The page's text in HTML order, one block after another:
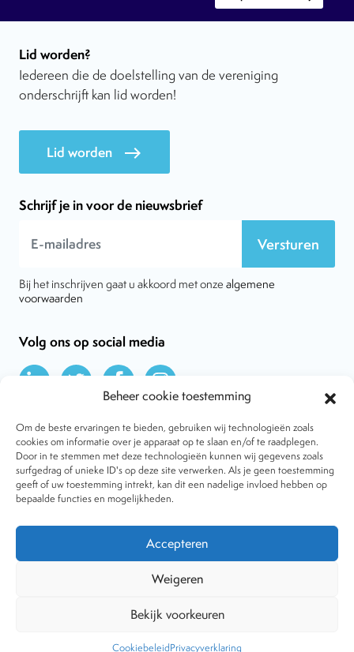
Beheer cookie toestemming
Om de beste ervaringen te bieden, gebruiken wij technologieën zoals
cookies om informatie over je apparaat op te slaan en/of te raadplegen.
Door in te stemmen met deze technologieën kunnen wij gegevens zoals
surfgedrag of unieke ID's op deze site verwerken. Als je geen toestemming
geeft of uw toestemming intrekt, kan dit een nadelige invloed hebben op
bepaalde functies en mogelijkheden.
Accepteren
Weigeren
Bekijk voorkeuren
CookiebeleidPrivacyverklaring
Lid worden?
Iedereen die de doelstelling van de vereniging
onderschrijft kan lid worden!
Lid worden east
Schrijf je in voor de nieuwsbrief
Versturen
Bij het inschrijven gaat u akkoord met onze algemene
voorwaarden
Volg ons op social media
Over VtdK
Contact
Nieuws
Behandelwijzen
Dossiers
Tijdschrift
Copyright © 2001-2026 Vereniging tegen de Kwakzalverij. Alle